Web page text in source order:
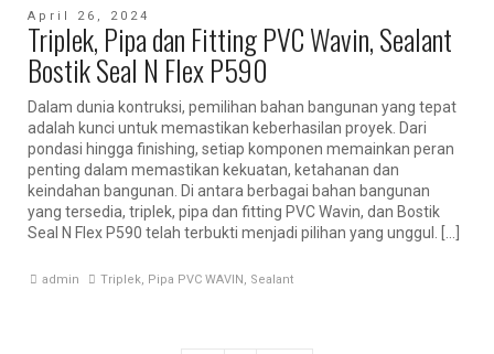
April 26, 2024
Triplek, Pipa dan Fitting PVC Wavin, Sealant
Bostik Seal N Flex P590
Dalam dunia kontruksi, pemilihan bahan bangunan yang tepat
adalah kunci untuk memastikan keberhasilan proyek. Dari
pondasi hingga finishing, setiap komponen memainkan peran
penting dalam memastikan kekuatan, ketahanan dan
keindahan bangunan. Di antara berbagai bahan bangunan
yang tersedia, triplek, pipa dan fitting PVC Wavin, dan Bostik
Seal N Flex P590 telah terbukti menjadi pilihan yang unggul. […]
admin Triplek, Pipa PVC WAVIN, Sealant